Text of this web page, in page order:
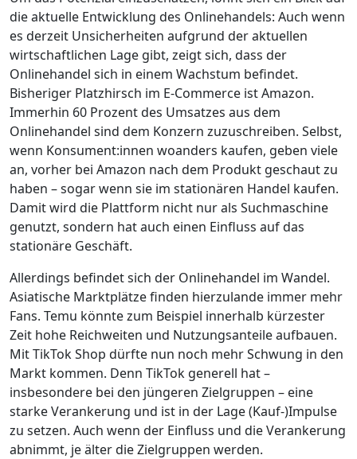
die aktuelle Entwicklung des Onlinehandels: Auch wenn
es derzeit Unsicherheiten aufgrund der aktuellen
wirtschaftlichen Lage gibt, zeigt sich, dass der
Onlinehandel sich in einem Wachstum befindet.
Bisheriger Platzhirsch im E-Commerce ist Amazon.
Immerhin 60 Prozent des Umsatzes aus dem
Onlinehandel sind dem Konzern zuzuschreiben. Selbst,
wenn Konsument:innen woanders kaufen, geben viele
an, vorher bei Amazon nach dem Produkt geschaut zu
haben – sogar wenn sie im stationären Handel kaufen.
Damit wird die Plattform nicht nur als Suchmaschine
genutzt, sondern hat auch einen Einfluss auf das
stationäre Geschäft.
Allerdings befindet sich der Onlinehandel im Wandel.
Asiatische Marktplätze finden hierzulande immer mehr
Fans. Temu könnte zum Beispiel innerhalb kürzester
Zeit hohe Reichweiten und Nutzungsanteile aufbauen.
Mit TikTok Shop dürfte nun noch mehr Schwung in den
Markt kommen. Denn TikTok generell hat –
insbesondere bei den jüngeren Zielgruppen – eine
starke Verankerung und ist in der Lage (Kauf-)Impulse
zu setzen. Auch wenn der Einfluss und die Verankerung
abnimmt, je älter die Zielgruppen werden.